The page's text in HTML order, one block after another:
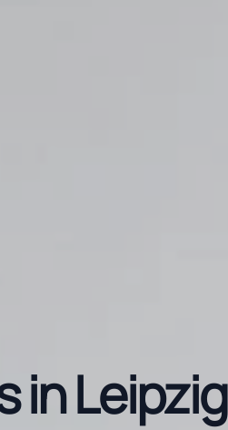
in Leipzig